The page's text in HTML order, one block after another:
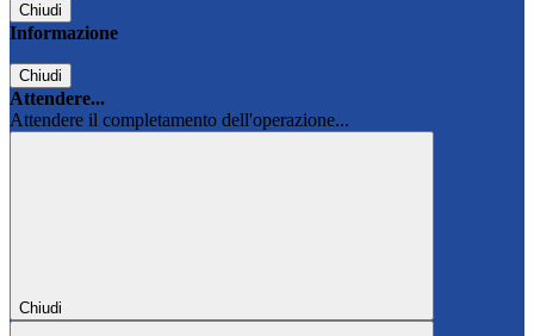
Chiudi
Informazione
Chiudi
Attendere...
Attendere il completamento dell'operazione...
Chiudi